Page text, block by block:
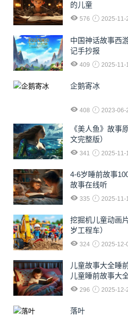
的儿童
576 2025-11-
中国神话故事西
记手抄报
409 2025-11-
企鹅寄冰
408 2023-06-
《美人鱼》故事
文完整版）
341 2025-11-
4-6岁睡前故事
故事在线听
335 2025-11-
挖掘机儿童动画
岁工程车）
324 2025-12-
儿童故事大全睡
儿童睡前故事大
296 2025-12-
落叶